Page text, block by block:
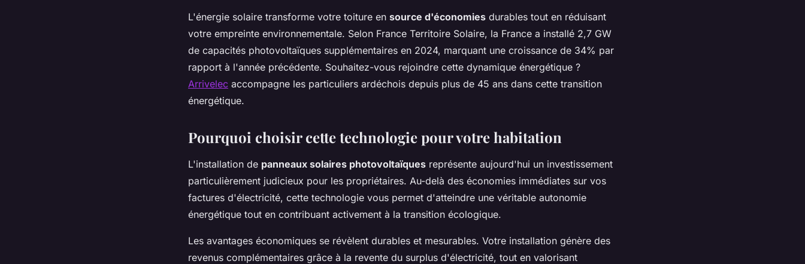
L'énergie solaire transforme votre toiture en source d'économies durables tout en réduisant
votre empreinte environnementale. Selon France Territoire Solaire, la France a installé 2,7 GW
de capacités photovoltaïques supplémentaires en 2024, marquant une croissance de 34% par
rapport à l'année précédente. Souhaitez-vous rejoindre cette dynamique énergétique ?
Arrivelec accompagne les particuliers ardéchois depuis plus de 45 ans dans cette transition
énergétique.
Pourquoi choisir cette technologie pour votre habitation
L'installation de panneaux solaires photovoltaïques représente aujourd'hui un investissement
particulièrement judicieux pour les propriétaires. Au-delà des économies immédiates sur vos
factures d'électricité, cette technologie vous permet d'atteindre une véritable autonomie
énergétique tout en contribuant activement à la transition écologique.
Les avantages économiques se révèlent durables et mesurables. Votre installation génère des
revenus complémentaires grâce à la revente du surplus d'électricité, tout en valorisant